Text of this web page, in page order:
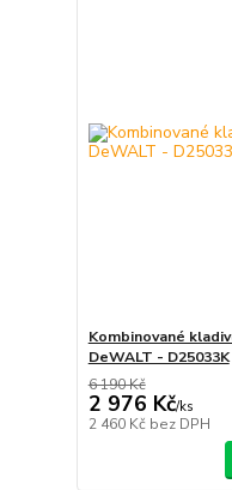
Kombinované
DeWALT - D25033K
6 190 Kč
2 976 Kč/ks
2 460 Kč bez DPH